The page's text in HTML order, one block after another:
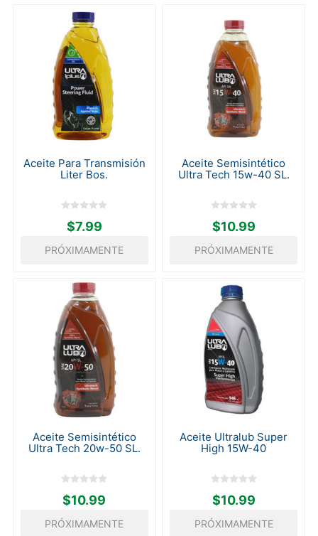
Aceite Para Transmisión
Liter Bos.
$7.99
PRÓXIMAMENTE
Aceite Semisintético
Ultra Tech 15w-40 SL.
$10.99
PRÓXIMAMENTE
Aceite Semisintético
Ultra Tech 20w-50 SL.
$10.99
PRÓXIMAMENTE
Aceite Ultralub Super
High 15W-40
$10.99
PRÓXIMAMENTE